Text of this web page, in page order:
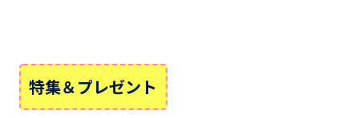
特集＆プレゼント